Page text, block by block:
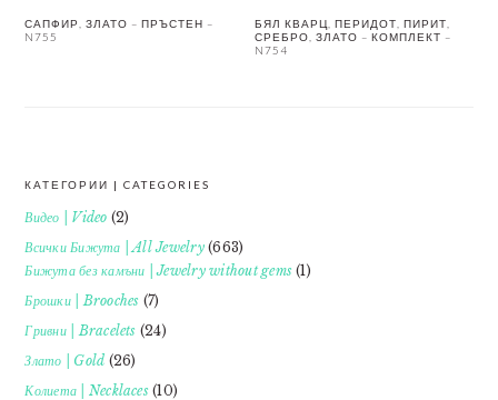
САПФИР, ЗЛАТО – ПРЪСТЕН –
N755
БЯЛ КВАРЦ, ПЕРИДОТ, ПИРИТ,
СРЕБРО, ЗЛАТО – КОМПЛЕКТ –
N754
FOOTER
КАТЕГОРИИ | CATEGORIES
Видео | Video (2)
Всички Бижута | All Jewelry(663)
Бижута без камъни | Jewelry without gems (1)
Брошки | Brooches (7)
Гривни | Bracelets (24)
Злато | Gold (26)
Колиета | Necklaces(10)